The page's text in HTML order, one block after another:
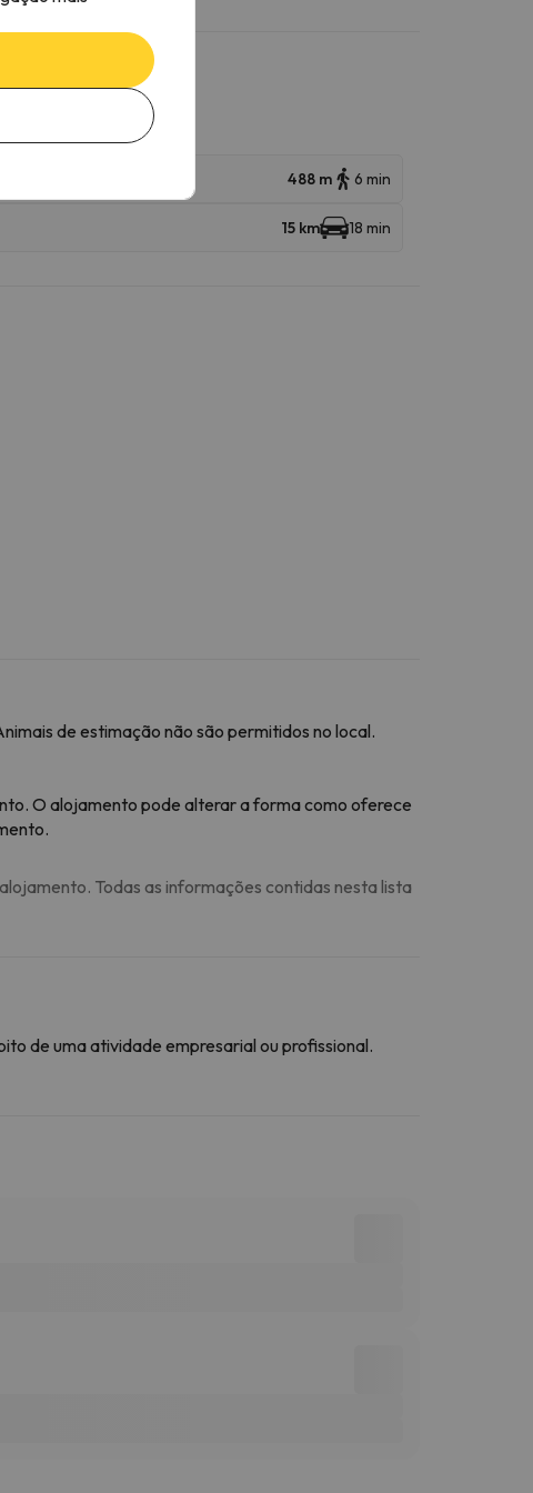
488 m 6 min
15 km 18 min
de estimação não são permitidos no local.
O alojamento pode alterar a forma como oferece
Todas as informações contidas nesta lista
de uma atividade empresarial ou profissional.